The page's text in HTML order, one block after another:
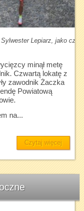
Lepiarz, jako
minął metę
Czwartą lokatę z
zawodnik Żaczka
Powiatową
na...
Czytaj więcej